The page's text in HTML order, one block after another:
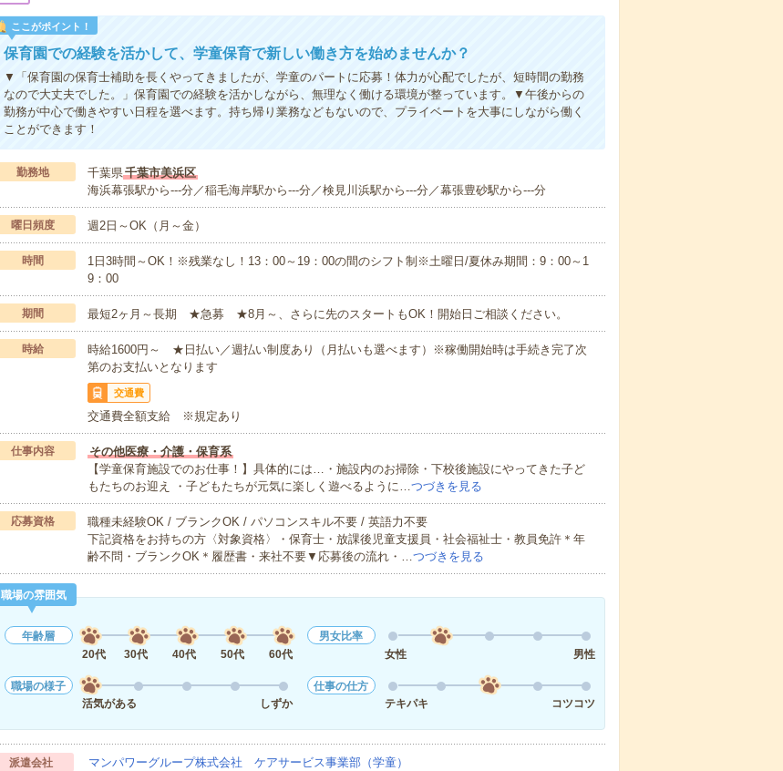
ここがポイント！
保育園での経験を活かして、学童保育で新しい働き方を始めませんか？
▼「保育園の保育士補助を長くやってきましたが、学童のパートに応募！体力が心配でしたが、短時間の勤務
なので大丈夫でした。」保育園での経験を活かしながら、無理なく働ける環境が整っています。▼午後からの
勤務が中心で働きやすい日程を選べます。持ち帰り業務などもないので、プライベートを大事にしながら働く
ことができます！
勤務地 千葉県千葉市美浜区
海浜幕張駅から---分／稲毛海岸駅から---分／検見川浜駅から---分／幕張豊砂駅から---分
曜日頻度 週2日～OK（月～金）
時間
1日3時間～OK！※残業なし！13：00～19：00の間のシフト制※土曜日/夏休み期間：9：00～1
9：00
期間 最短2ヶ月～長期 ★急募 ★8月～、さらに先のスタートもOK！開始日ご相談ください。
時給
時給1600円～ ★日払い／週払い制度あり（月払いも選べます）※稼働開始時は手続き完了次
第のお支払いとなります
交通費
交通費全額支給 ※規定あり
仕事内容
その他医療・介護・保育系
【学童保育施設でのお仕事！】具体的には…・施設内のお掃除・下校後施設にやってきた子ど
もたちのお迎え ・子どもたちが元気に楽しく遊べるように…つづきを見る
応募資格
職種未経験OK / ブランクOK / パソコンスキル不要 / 英語力不要
下記資格をお持ちの方〈対象資格〉・保育士・放課後児童支援員・社会福祉士・教員免許＊年
齢不問・ブランクOK＊履歴書・来社不要▼応募後の流れ・…つづきを見る
職場の雰囲気
年齢層
20代
30代 40代 50代 60代
男女比率
女性
男性
職場の様子
活気がある
しずか
仕事の仕方
テキパキ
コツコツ
派遣会社 マンパワーグループ株式会社 ケアサービス事業部（学童）